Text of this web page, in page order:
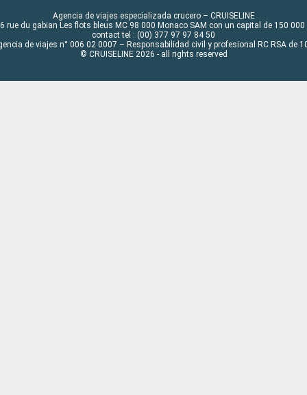
Agencia de viajes especializada crucero – CRUISELINE
rue du gabian Les flots bleus MC 98 000 Monaco SAM con un capital de 150 000
contact tel : (00) 377 97 97 84 50
de viajes n° 006 02 0007 – Responsabilidad civil y profesional RC RSA de
© CRUISELINE 2026 - all rights reserved